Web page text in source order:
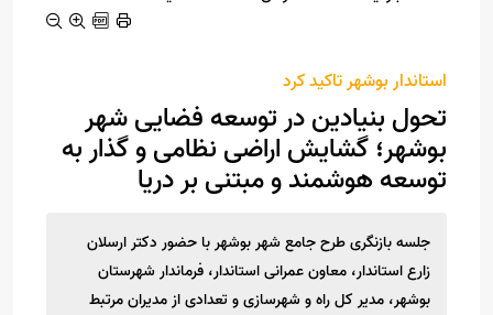
استاندار بوشهر تاکید کرد
تحول بنیادین در توسعه فضایی شهر
بوشهر؛ گشایش اراضی نظامی و گذار به
توسعه هوشمند و مبتنی بر دریا
جلسه بازنگری طرح جامع شهر بوشهر با حضور دکتر ارسلان
زارع استاندار، معاون عمرانی استاندار، فرماندار شهرستان
بوشهر، مدیر کل راه و شهرسازی و تعدادی از مدیران مرتبط